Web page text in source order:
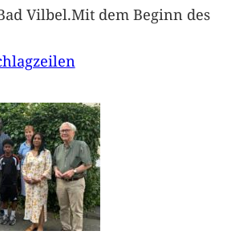
Vilbel.Mit dem Beginn des